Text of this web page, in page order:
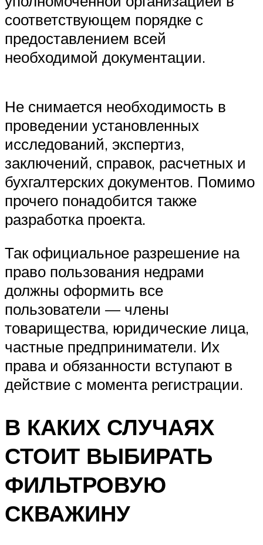
соответствующем порядке с
предоставлением всей
необходимой документации.
Не снимается необходимость в
проведении установленных
исследований, экспертиз,
заключений, справок, расчетных и
бухгалтерских документов. Помимо
прочего понадобится также
разработка проекта.
Так официальное разрешение на
право пользования недрами
должны оформить все
пользователи — члены
товарищества, юридические лица,
частные предприниматели. Их
права и обязанности вступают в
действие с момента регистрации.
В КАКИХ СЛУЧАЯХ
СТОИТ ВЫБИРАТЬ
ФИЛЬТРОВУЮ
СКВАЖИНУ